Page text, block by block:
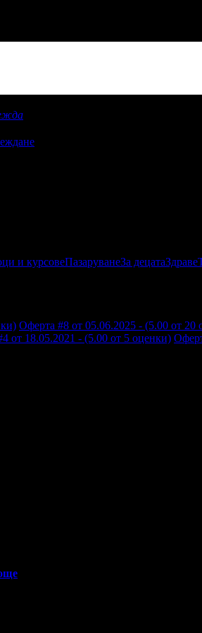
и курсовеПазаруванеЗа децатаЗдраве
Оферта #8 от 05.06.2025 - (5.00 от 20
от 18.05.2021 - (5.00 от 5 оценки)